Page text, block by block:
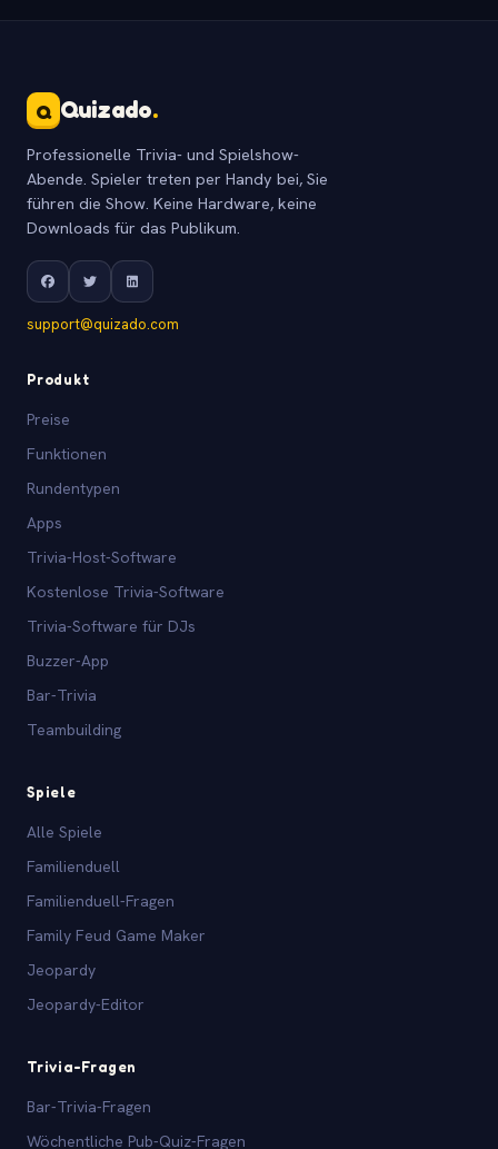
Q Quizado.
Professionelle Trivia- und Spielshow-
Abende. Spieler treten per Handy bei, Sie
führen die Show. Keine Hardware, keine
Downloads für das Publikum.
support@quizado.com
Produkt
Preise
Funktionen
Rundentypen
Apps
Trivia-Host-Software
Kostenlose Trivia-Software
Trivia-Software für DJs
Buzzer-App
Bar-Trivia
Teambuilding
Spiele
Alle Spiele
Familienduell
Familienduell-Fragen
Family Feud Game Maker
Jeopardy
Jeopardy-Editor
Trivia-Fragen
Bar-Trivia-Fragen
Wöchentliche Pub-Quiz-Fragen